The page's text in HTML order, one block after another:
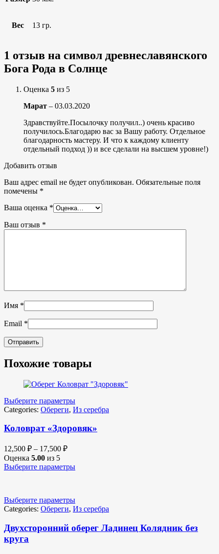
Вес 13 гр.
1 отзыв на символ древнеславянского
Бога Рода в Солнце
Оценка 5 из 5
Марат – 03.03.2020
Здравствуйте.Посылочку получил..) очень красиво
получилось.Благодарю вас за Вашу работу. Отдельное
благодарность мастеру. И что к каждому клиенту
отдельный подход )) и все сделали на высшем уровне!)
Добавить отзыв
Ваш адрес email не будет опубликован. Обязательные поля
помечены *
Ваша оценка *
Ваш отзыв *
Имя *
Email *
Похожие товары
Выберите параметры
Categories: Обереги, Из серебра
Коловрат «Здоровяк»
12,500 ₽ – 17,500 ₽
Оценка 5.00 из 5
Выберите параметры
Выберите параметры
Categories: Обереги, Из серебра
Двухсторонний оберег Ладинец Колядник без
круга